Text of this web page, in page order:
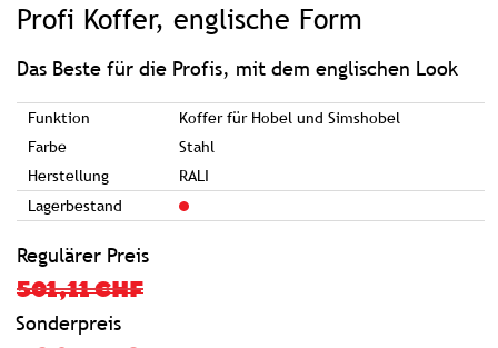
Profi Koffer, englische Form
Das Beste für die Profis, mit dem englischen Look
Funktion
Koffer für Hobel und Simshobel
Farbe
Stahl
Herstellung
RALI
Lagerbestand
Regulärer Preis
501,11 CHF
Sonderpreis
Bildgalerie